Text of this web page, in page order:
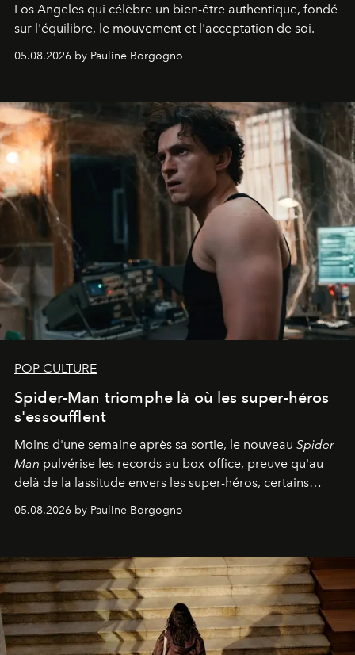
Los Angeles qui célèbre un bien-être authentique, fondé
sur l'équilibre, le mouvement et l'acceptation de soi.
05.08.2026 by Pauline Borgogno
POP CULTURE
Spider-Man triomphe là où les super-héros
s'essoufflent
Moins d'une semaine après sa sortie, le nouveau Spider-
Man pulvérise les records au box-office, preuve qu'au-
delà de la lassitude envers les super-héros, certains
05.08.2026 by Pauline Borgogno